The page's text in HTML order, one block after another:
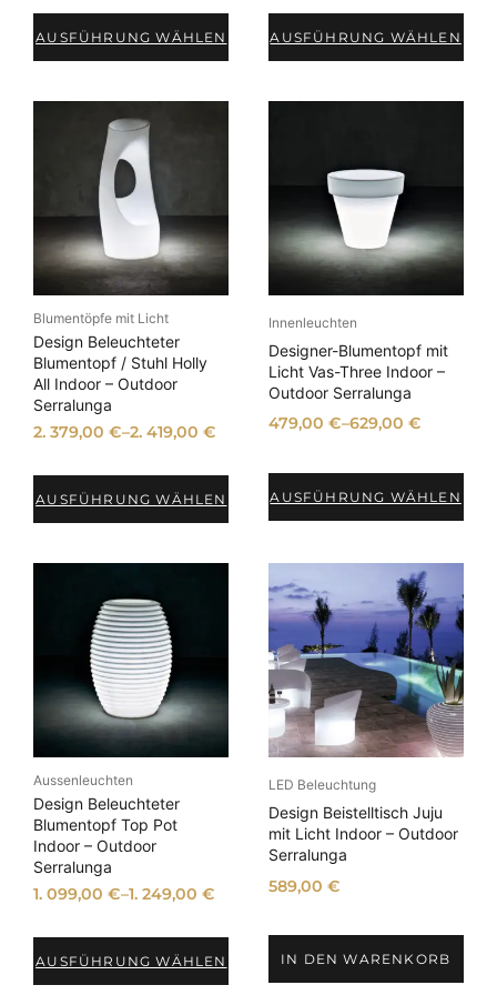
AUSFÜHRUNG WÄHLEN AUSFÜHRUNG WÄHLEN
Blumentöpfe mit Licht
Design Beleuchteter
Blumentopf / Stuhl Holly
All Indoor – Outdoor
Serralunga
2. 379,00€–2. 419,00€
AUSFÜHRUNG WÄHLEN
Innenleuchten
Designer-Blumentopf mit
Licht Vas-Three Indoor –
Outdoor Serralunga
479,00 €–629,00 €
AUSFÜHRUNG WÄHLEN
Aussenleuchten
Design Beleuchteter
Blumentopf Top Pot
Indoor – Outdoor
Serralunga
1. 099,00€–1. 249,00€
AUSFÜHRUNG WÄHLEN
LED Beleuchtung
Design Beistelltisch Juju
mit Licht Indoor – Outdoor
Serralunga
589,00 €
IN DEN WARENKORB